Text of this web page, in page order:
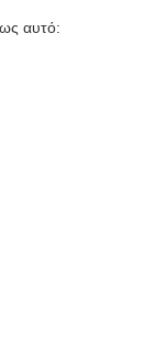
αυτό: